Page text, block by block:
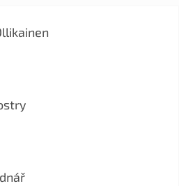
obchodu je 5 z 5 hvězdiček.
je 5 z 5 hvězdiček.